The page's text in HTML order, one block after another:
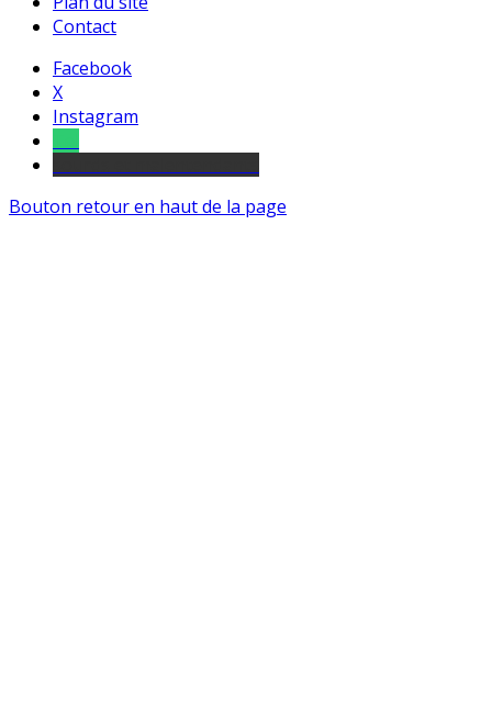
Contact
Facebook
X
Instagram
Bouton retour en haut de la page